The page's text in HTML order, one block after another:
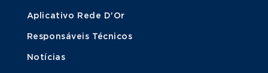
Aplicativo Rede D'Or
Responsáveis Técnicos
Notícias